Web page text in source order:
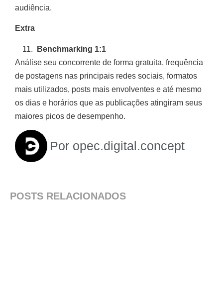
audiência.
Extra
Benchmarking 1:1
Análise seu concorrente de forma gratuita, frequência
de postagens nas principais redes sociais, formatos
mais utilizados, posts mais envolventes e até mesmo
os dias e horários que as publicações atingiram seus
maiores picos de desempenho.
Por opec.digital.concept
POSTS RELACIONADOS